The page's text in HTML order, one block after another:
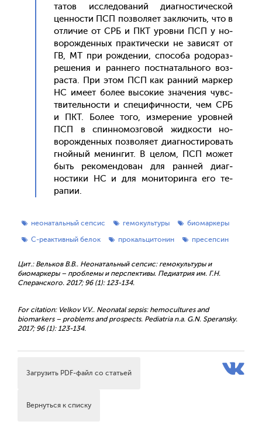
та­тов ис­сле­дова­ний ди­аг­ности­чес­кой
цен­ности ПСП поз­во­ля­ет зак­лю­чить, что в
от­ли­чие от СРБ и ПКТ уров­ни ПСП у но­
ворож­денных прак­ти­чес­ки не за­висят от
ГВ, МТ при рож­де­нии, спо­соба ро­дораз­
ре­шения и ран­не­го пос­тна­таль­но­го воз­
раста. При этом ПСП как ран­ний мар­кер
НС име­ет бо­лее вы­сокие зна­чения чувс­
тви­тель­нос­ти и спе­цифич­ности, чем СРБ
и ПКТ. Бо­лее то­го, из­ме­рение уров­ней
ПСП в спин­но­моз­го­вой жид­кости но­
ворож­денных поз­во­ля­ет ди­аг­ности­ровать
гной­ный ме­нин­гит. В це­лом, ПСП мо­жет
быть ре­комен­до­ван для ран­ней ди­аг­
ности­ки НС и для мо­нито­рин­га его те­
рапии.
неонатальный сепсис гемокультуры
биомаркеры
С-реактивный белок
прокальцитонин пресепсин
Цит.: Вельков В.В.. Неонатальный сепсис: гемокультуры и
биомаркеры – проблемы и перспективы. Педиатрия им. Г.Н.
Сперанского. 2017; 96 (1): 123-134.
For citation: Velkov V.V.. Neonatal sepsis: hemocultures and
biomarkers – problems and prospects. Pediatria n.a. G.N. Speransky.
2017; 96 (1): 123-134.
Загрузить PDF-файл со статьей
Вернуться к списку